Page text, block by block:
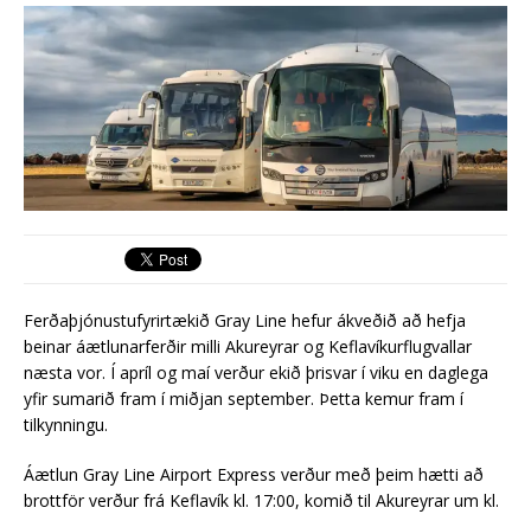
Ferðaþjónustufyrirtækið Gray Line hefur ákveðið að hefja
beinar áætlunarferðir milli Akureyrar og Keflavíkurflugvallar
næsta vor. Í apríl og maí verður ekið þrisvar í viku en daglega
yfir sumarið fram í miðjan september. Þetta kemur fram í
tilkynningu.
Áætlun Gray Line Airport Express verður með þeim hætti að
brottför verður frá Keflavík kl. 17:00, komið til Akureyrar um kl.